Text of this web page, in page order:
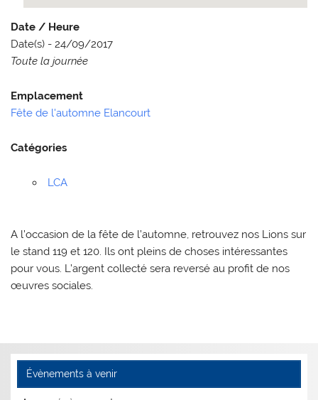
Date / Heure
Date(s) - 24/09/2017
Toute la journée
Emplacement
Fête de l'automne Elancourt
Catégories
LCA
A l’occasion de la fête de l’automne, retrouvez nos Lions sur
le stand 119 et 120. Ils ont pleins de choses intéressantes
pour vous. L’argent collecté sera reversé au profit de nos
œuvres sociales.
Évènements à venir